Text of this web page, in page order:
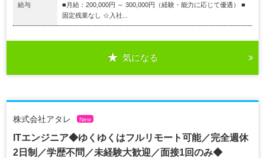
給与
■月給：200,000円 ～ 300,000円（経験・能力に応じて優遇） ■
固定残業なし ☆入社...
気になる
株式会社アタレ New
ITエンジニア◆ゆくゆくはフルリモート可能／完全週休
2日制／学歴不問／未経験大歓迎／面接1回のみ◆